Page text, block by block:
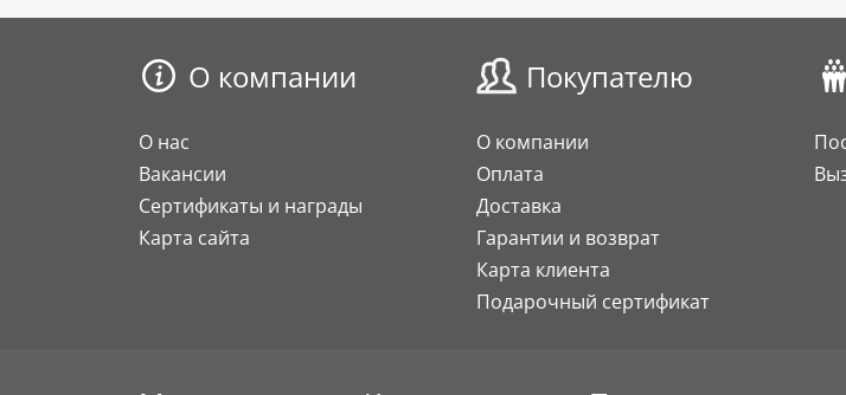
О компании
О нас
Вакансии
Сертификаты и награды
Карта сайта
Покупателю
О компании
Оплата
Доставка
Гарантии и возврат
Карта клиента
Подарочный сертификат